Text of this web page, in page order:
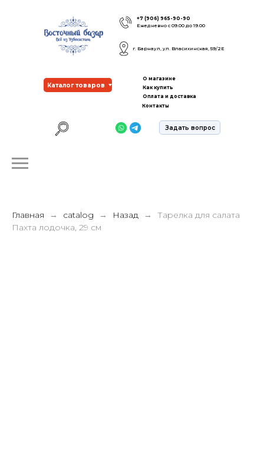
+7 (906) 965-90-90
Ежедневно с 09.00 до 19.00
г. Барнаул, ул. Власихинская, 59/2Е
Каталог товаров
Задать вопрос
О магазине
Как купить
Оплата и доставка
Контакты
Главная catalog Назад
Тарелка для салата
Пахта лодочка, 29 см